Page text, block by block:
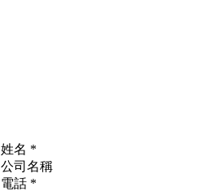
姓名 *
公司名稱
電話 *